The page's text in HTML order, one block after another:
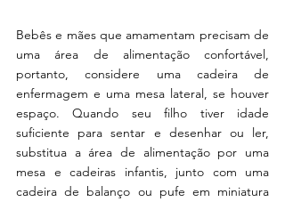
Bebês e mães que amamentam precisam de
uma área de alimentação confortável,
portanto, considere uma cadeira de
enfermagem e uma mesa lateral, se houver
espaço. Quando seu filho tiver idade
suficiente para sentar e desenhar ou ler,
substitua a área de alimentação por uma
mesa e cadeiras infantis, junto com uma
cadeira de balanço ou pufe em miniatura